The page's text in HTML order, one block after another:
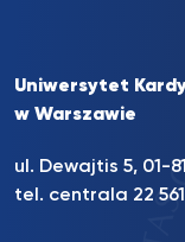
Uniwersytet
w Warszawie
ul. Dewajtis 5, 01-
tel. centrala 22